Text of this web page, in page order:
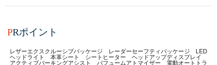
PRポイント
レザーエクスクルーシブパッケージ レーダーセーフティパッケージ LED
ヘッドライト 本革シート シートヒーター ヘッドアップディスプレイ
アクティブパーキングアシスト パフュームアトマイザー 電動オートトラ